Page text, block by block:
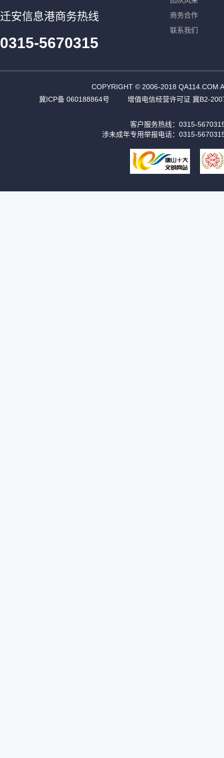
迁安信息港商务热线
0315-5670315
商务合作
联系我们
COPYRIGHT © 2006-2018 QA114.COM
冀ICP备 060188864号
增值电信经营许可证 冀B2-
客户服务热线：0315-
涉未成年专用举报电话：0315-